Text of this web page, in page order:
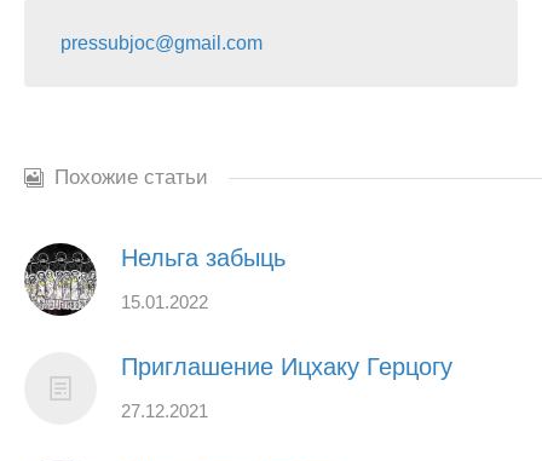
pressubjoc@gmail.com
Похожие статьи
Нельга забыць
15.01.2022
Приглашение Ицхаку Герцогу
27.12.2021